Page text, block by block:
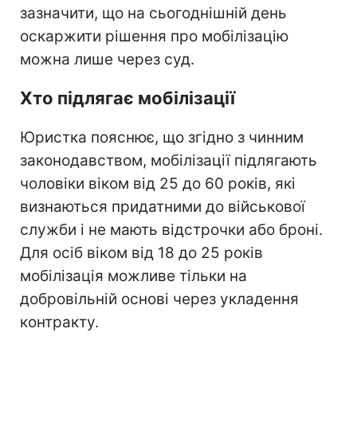
зазначити, що на сьогоднішній день
оскаржити рішення про мобілізацію
можна лише через суд.
Хто підлягає мобілізації
Юристка пояснює, що згідно з чинним
законодавством, мобілізації підлягають
чоловіки віком від 25 до 60 років, які
визнаються придатними до військової
служби і не мають відстрочки або броні.
Для осіб віком від 18 до 25 років
мобілізація можливе тільки на
добровільній основі через укладення
контракту.